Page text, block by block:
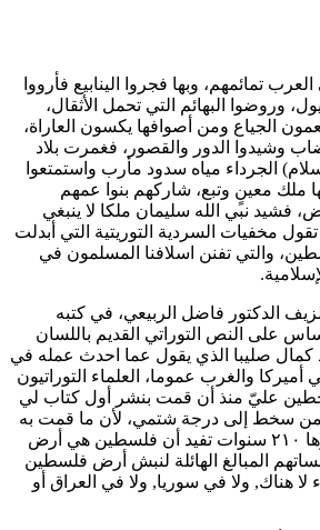
تمائمهم، وبها فجروا الينابيع فأرووا
وروضوا البهائم التي تحمل الأثقال،
الجياع ومن أصوافها يكسون العاراة،
وشيدوا الدور والقصور، فغمرت بلاد
الجرداء مياه سدود مأرب واستمتعوا
ملك معينٍ وتبع، شاركهم بنوا عمهم
فشيد نبي الله سليمان ملكا لا ينبغي
مخفيات السردية التوريتية التي أبدلت
والتي تفنن اسلافنا المسلمون في
الدكتور فاضل الربيعي، في كتبه
على النص التوراتي القديم باللسان
كمال صليبا الذي يقول عما احدث عمله في
أميركا والغرب عموما، العلماء التوراتيون
عليّ منذ أن قمت بنشر أول كتاب لي
من سخط إلى درجة شتمي، لأن ما قمت به
فيه إسقاط لنظرية عمرها ٢١٠ سنوات تفيد أن فلسطين هي أرض
المبالغ الهائلة لنبش أرض فلسطين
هناك, ولا في سوريا, ولا في العراق أو